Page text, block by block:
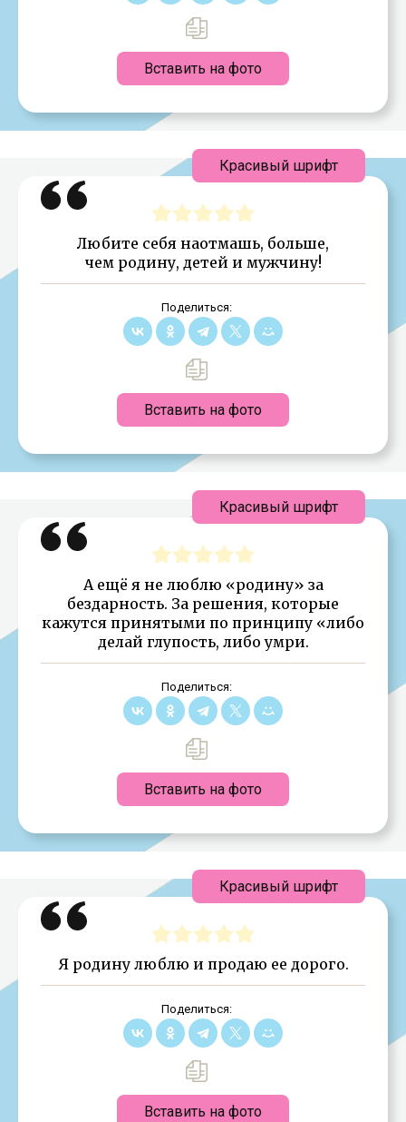
Вставить на фото
Любите себя наотмашь, больше,
чем родину, детей и мужчину!
Поделиться:
Вставить на фото
Красивый шрифт
А ещё я не люблю «родину» за
бездарность. За решения, которые
кажутся принятыми по принципу «либо
делай глупость, либо умри.
Поделиться:
Вставить на фото
Красивый шрифт
Я родину люблю и продаю ее дорого.
Поделиться:
Вставить на фото
Красивый шрифт